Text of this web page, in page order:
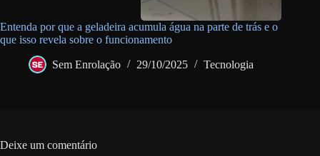
Entenda por que a geladeira acumula água na parte de trás e o
que isso revela sobre o funcionamento
Sem Enrolação 29/10/2025 Tecnologia
Deixe um comentário